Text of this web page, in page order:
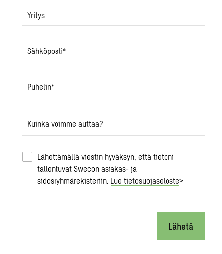
Yritys
Sähköposti*
Puhelin*
Kuinka voimme auttaa?
Lähettämällä viestin hyväksyn, että tietoni
tallentuvat Swecon asiakas- ja
sidosryhmärekisteriin. Lue tietosuojaseloste>
Lähetä